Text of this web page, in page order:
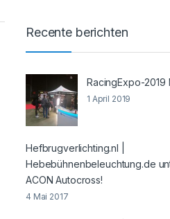
Recente berichten
RacingExpo-2019
1 April 2019
Hefbrugverlichting.nl |
Hebebühnenbeleuchtung.de
ACON Autocross!
4 Mai 2017